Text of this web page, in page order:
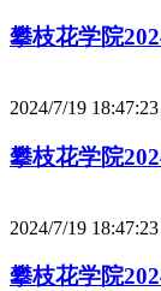
攀枝花学院
2024/7/19 18:47:23
攀枝花学院
2024/7/19 18:47:23
攀枝花学院